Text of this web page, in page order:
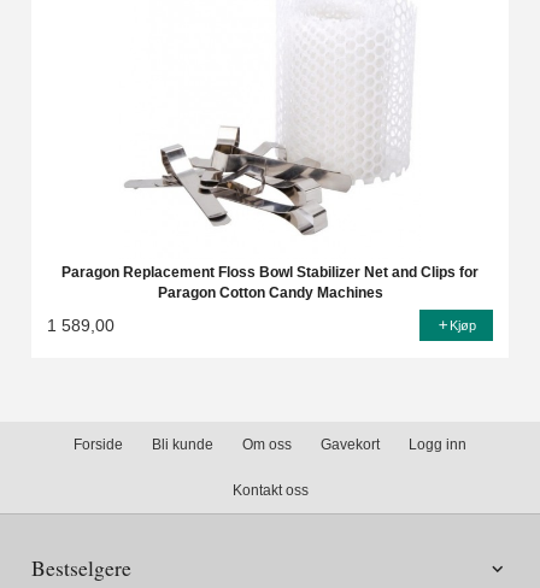
Paragon Replacement Floss Bowl Stabilizer Net and Clips for
Paragon Cotton Candy Machines
1 589,00 Kjøp
Forside Bli kunde Om oss Gavekort Logg inn
Kontakt oss
Bestselgere